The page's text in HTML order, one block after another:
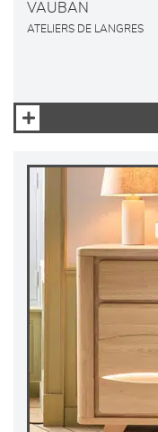
VAUBAN
ATELIERS DE LANGRES